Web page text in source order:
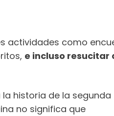
actividades como
e incluso resucitar
historia de la segunda
no significa que